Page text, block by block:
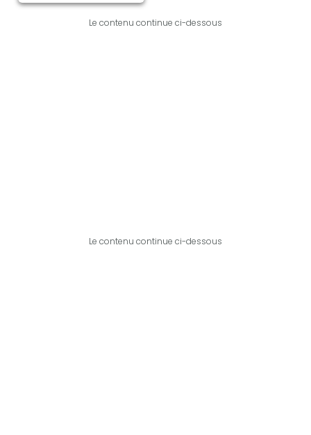
Le contenu continue ci-dessous
Le contenu continue ci-dessous